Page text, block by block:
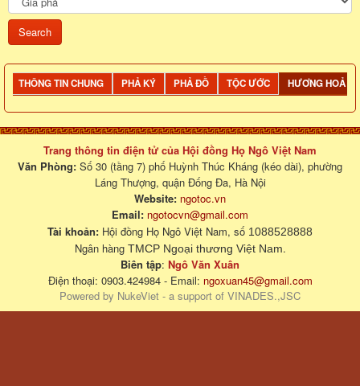
THÔNG TIN CHUNG PHẢ KÝ PHẢ ĐỒ TỘC ƯỚC HƯƠNG HOẢ
Trang thông tin điện tử của Hội đồng Họ Ngô Việt Nam
Văn Phòng: Số 30 (tầng 7) phố Huỳnh Thúc Kháng (kéo dài), phường
Láng Thượng, quận Đống Đa, Hà Nội
Website: ngotoc.vn
Email: ngotocvn@gmail.com
Tài khoản: Hội đồng Họ Ngô Việt Nam, số 1088528888
Ngân hàng TMCP Ngoại thương Việt Nam.
Biên tập: Ngô Văn Xuân
Điện thoại: 0903.424984 - Email: ngoxuan45@gmail.com
Powered by NukeViet - a support of VINADES.,JSC